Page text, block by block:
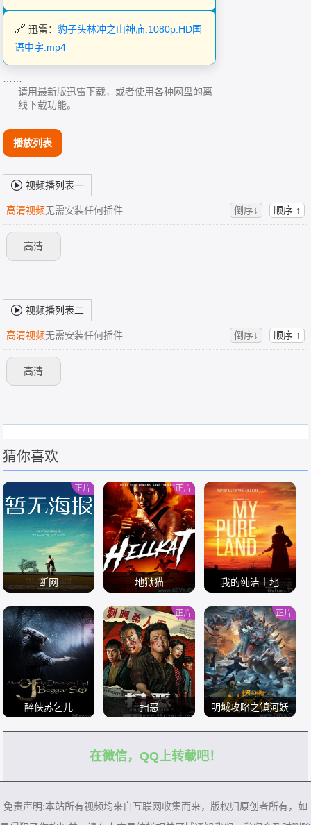
迅雷：豹子头林冲之山神庙.1080p.HD国
语中字.mp4
……
请用最新版迅雷下载，或者使用各种网盘的离
线下载功能。
播放列表
视频播列表一
高清视频无需安装任何插件 倒序↓ 顺序 ↑
高清
视频播列表二
高清视频无需安装任何插件 倒序↓ 顺序 ↑
高清
猜你喜欢
断网
正片
地狱猫
/
正片
我的纯洁土地
/
醉侠苏乞儿 扫恶
正片
明城攻略之镇河妖
正片
在微信，QQ上转载吧！
免责声明:本站所有视频均来自互联网收集而来，版权归原创者所有，如